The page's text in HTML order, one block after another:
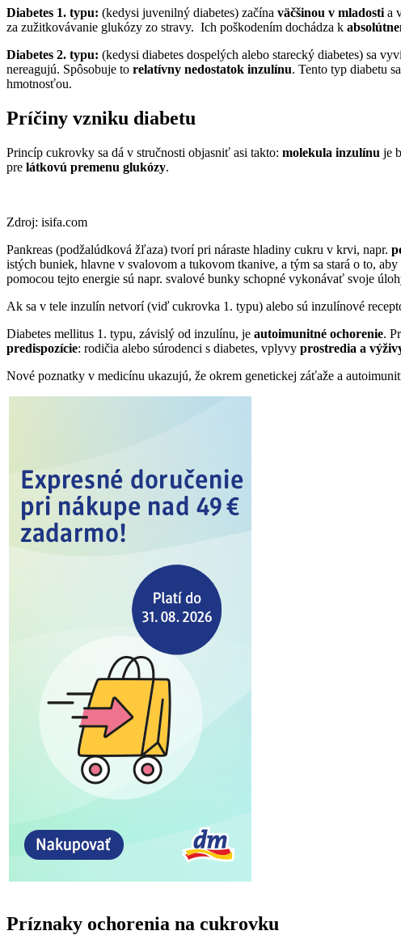
Diabetes 1. typu: (kedysi juvenilný diabetes) začína väčšinou v mladosti a
za zužitkovávanie glukózy zo stravy. Ich poškodením dochádza k
Diabetes 2. typu: (kedysi diabetes dospelých alebo starecký diabetes) sa
nereagujú. Spôsobuje to relatívny nedostatok inzulínu. Tento typ diabetu
hmotnosťou.
Príčiny vzniku diabetu
Princíp cukrovky sa dá v stručnosti objasniť asi takto: molekula inzulínu je
pre látkovú premenu glukózy.
Zdroj: isifa.com
Pankreas (podžalúdková žľaza) tvorí pri náraste hladiny cukru v krvi, napr.
istých buniek, hlavne v svalovom a tukovom tkanive, a tým sa stará o to,
pomocou tejto energie sú napr. svalové bunky schopné vykonávať svoje
Ak sa v tele inzulín netvorí (viď cukrovka 1. typu) alebo sú inzulínové
Diabetes mellitus 1. typu, závislý od inzulínu, je autoimunitné ochorenie.
predispozície: rodičia alebo súrodenci s diabetes, vplyvy prostredia a
Nové poznatky v medicínu ukazujú, že okrem genetickej záťaže a
Príznaky ochorenia na cukrovku